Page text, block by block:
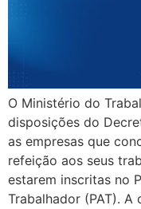
O Ministério do
disposições do
as empresas que
refeição aos seus
estarem inscritas no
Trabalhador (PAT).